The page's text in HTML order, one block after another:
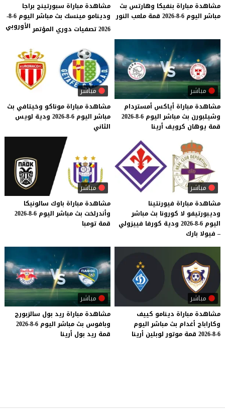
مشاهدة مباراة بنفيكا وهارتس بث
مباشر اليوم 6-8-2026 قمة ملعب النور
مشاهدة مباراة سبورتينج براجا
ودينامو مينسك بث مباشر اليوم 6-8-
2026 تصفيات دوري المؤتمر
الأوروبي
مباشر
مشاهدة مباراة أياكس أمستردام
وشيلبورن بث مباشر اليوم 6-8-2026
قمة يوهان كرويف أرينا
مباشر
مشاهدة مباراة موناكو وخيتافي بث
مباشر اليوم 6-8-2026 ودية لويس
الثاني
مباشر
مشاهدة مباراة فيورنتينا
وديبورتيفو لا كورونا بث مباشر
اليوم 6-8-2026 ودية كورفا فييزولي
– فيولا بارك
مباشر
مشاهدة مباراة باوك سالونيكا
وأندرلخت بث مباشر اليوم 6-8-2026
قمة تومبا
مباشر
مشاهدة مباراة دينامو كييف
وكاراباج أغدام بث مباشر اليوم
6-8-2026
قمة موتور لوبلين أرينا
مباشر
مشاهدة مباراة ريد بول سالزبورج
وبافوس بث مباشر اليوم 6-8-2026
قمة ريد بول أرينا